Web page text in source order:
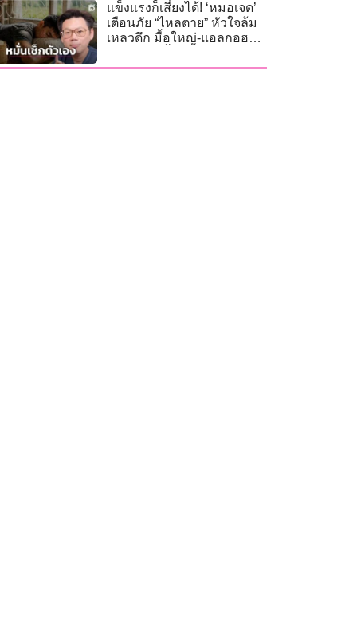
แข็งแรงก็เสี่ยงได้! ‘หมอเจด’
เตือนภัย “ไหลตาย” หัวใจล้ม
เหลวดึก มื้อใหญ่-แอลกอฮอล์